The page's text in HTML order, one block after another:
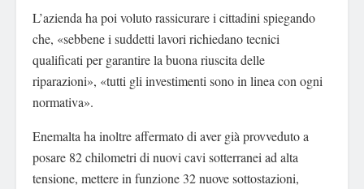
L’azienda ha poi voluto rassicurare i cittadini spiegando
che, «sebbene i suddetti lavori richiedano tecnici
qualificati per garantire la buona riuscita delle
riparazioni», «tutti gli investimenti sono in linea con ogni
normativa».
Enemalta ha inoltre affermato di aver già provveduto a
posare 82 chilometri di nuovi cavi sotterranei ad alta
tensione, mettere in funzione 32 nuove sottostazioni,